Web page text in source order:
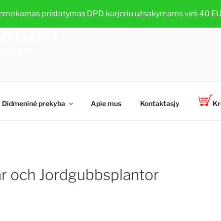
pristatymas DPD kurjeriu užsakymams virš 40
Didmeninė prekyba Apie mus Kontaktasjy
och Jordgubbsplantor